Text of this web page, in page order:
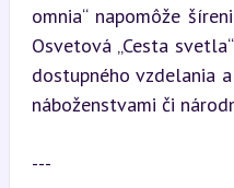
omnia“ napomôže
Osvetová „Cesta
dostupného vzdelania
náboženstvami či
---